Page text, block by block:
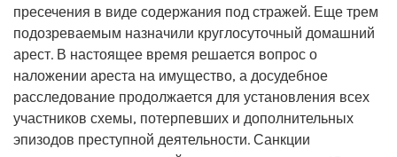
пресечения в виде содержания под стражей. Еще трем
подозреваемым назначили круглосуточный домашний
арест. В настоящее время решается вопрос о
наложении ареста на имущество, а досудебное
расследование продолжается для установления всех
участников схемы, потерпевших и дополнительных
эпизодов преступной деятельности. Санкции